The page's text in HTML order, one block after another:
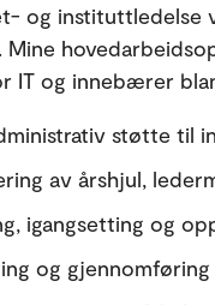
og instituttledelse
Mine
IT og innebærer
støtte til
av årshjul,
igangsetting og
og